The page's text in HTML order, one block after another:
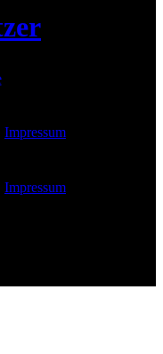
Impressum
Impressum